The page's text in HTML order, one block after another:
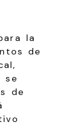
la
de
se
de